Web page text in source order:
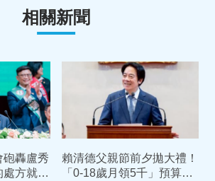
相關新聞
砲轟盧秀
方就是
賴清德父親節前夕拋大禮！
「0-18歲月領5千」預算入